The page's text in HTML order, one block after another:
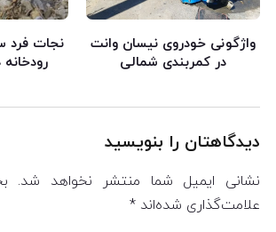
واژگونی خودروی نیسان وانت
در کمربندی شمالی
نجات فرد
دیدگاهتان را بنویسید
نشانی ایمیل شما منتشر نخواهد شد.
علامت‌گذاری شده‌اند *